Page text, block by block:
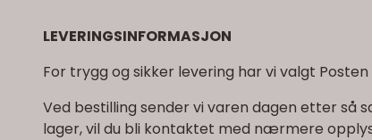
LEVERINGSINFORMASJON
For trygg og sikker levering har vi valgt
Ved bestilling sender vi varen dagen etter så
lager, vil du bli kontaktet med nærmere